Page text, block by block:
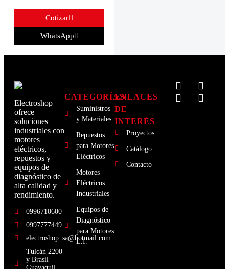
Cotizar
WhatsApp
Electroshop
ofrece
soluciones
industriales con
motores
eléctricos,
repuestos y
equipos de
diagnóstico de
alta calidad y
rendimiento.
0996710600
0997777449
electroshop_sa@hotmail.com
Tulcán 2200
y Brasil
CATEGORÍAS
Suministros
y Materiales
Repuestos
para Motores
Eléctricos
Motores
Eléctricos
Industriales
Equipos de
Diagnóstico
para Motores
E.I.
ENLACES
DE
INTERÉS
Proyectos
Catálogo
Contacto